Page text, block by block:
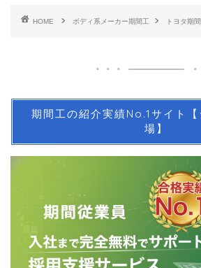
HOME ボディ系メーカー期間工 トヨタ期
期間工の紹介実績No.1サイト
場】